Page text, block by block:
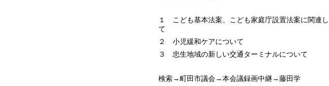
１ こども基本法案、こども家庭庁設置法案に関連し
て
２ 小児緩和ケアについて
３ 忠生地域の新しい交通ターミナルについて
検索→町田市議会→本会議録画中継→藤田学